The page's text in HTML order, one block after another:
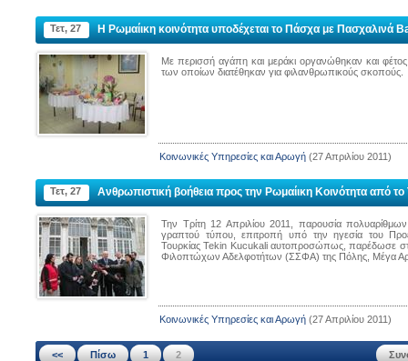
Τετ, 27 Η Ρωμαίικη κοινότητα υποδέχεται το Πάσχα με Πασχαλινά
Με περισσή αγάπη και μεράκι οργανώθηκαν και
των οποίων διατέθηκαν για φιλανθρωπικούς σκοπούς.
Κοινωνικές Υπηρεσίες και Αρωγή (27 Απριλίου 2011)
Τετ, 27 Ανθρωπιστική βοήθεια προς την Ρωμαίικη Κοινότητα από το
Την Τρίτη 12 Απριλίου 2011, παρουσία
γραπτού τύπου, επιτροπή υπό την ηγεσία του
Τουρκίας Tekin Kucukali αυτοπροσώπως, παρέδωσε
Φιλοπτώχων Αδελφοτήτων (ΣΣΦΑ) της Πόλης, Μέγα
Κοινωνικές Υπηρεσίες και Αρωγή (27 Απριλίου 2011)
<< Πίσω 1 2